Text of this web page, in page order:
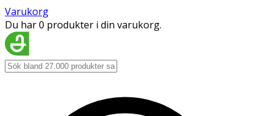
Varukorg
Du har 0 produkter i din varukorg.